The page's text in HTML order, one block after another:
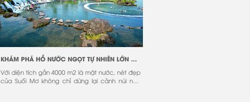
KHÁM PHÁ HỒ NƯỚC NGỌT TỰ NHIÊN LỚN NHẤT TRONG KHU ĐÔNG NAM BỘ
Với diện tích gần 4000 m2 là mặt nước, nét đẹp
của Suối Mơ không chỉ dừng lại cảnh núi non